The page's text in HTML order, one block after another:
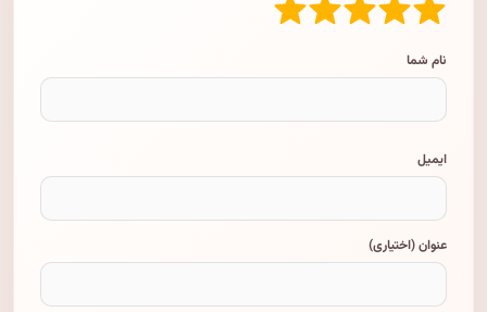
نام شما
ایمیل
عنوان (اختیاری)